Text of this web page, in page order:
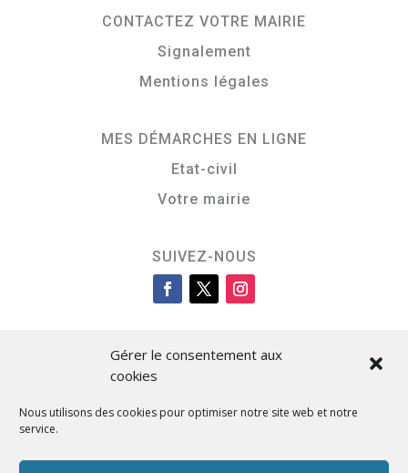
Gérer le consentement aux
cookies
Nous utilisons des cookies pour optimiser notre site web et notre
service.
CONTACTEZ VOTRE MAIRIE
Signalement
Mentions légales
MES DÉMARCHES EN LIGNE
Etat-civil
Votre mairie
SUIVEZ-NOUS
Cità di L’Isula